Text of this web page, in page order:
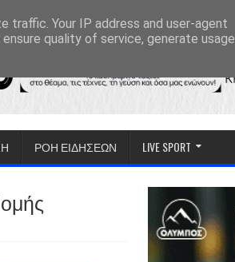
ΡΟΗ ΕΙΔΗΣΕΩΝ LIVE SPORT
traffic. Your IP address and user-agent
quality of service, generate usage